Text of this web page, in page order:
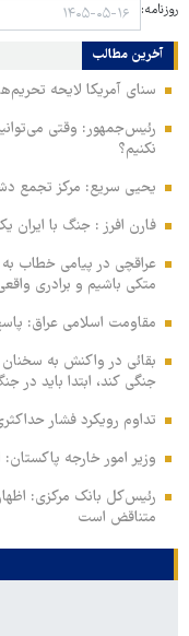
روزنامه:
آخرین مطالب
سنای آمریکا لایحه
رئیس‌جمهور: وقتی
نکنیم؟
یحیی سریع: مرکز تجمع
فارن افرز : جنگ با ایران
عراقچی در پیامی خطاب
متکی باشیم و برادری
مقاومت اسلامی عراق:
بقائی در واکنش به سخنان
جنگی کند، ابتدا باید در
تداوم رویکرد فشار
وزیر امور خارجه
رئیس‌کل بانک مرکزی:
متناقض است